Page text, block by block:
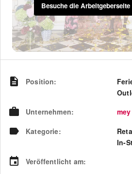
Besuche die Arbeitgeberseite
Position:
Unternehmen:
mey
Kategorie:
In-
Veröffentlicht am: